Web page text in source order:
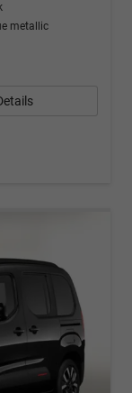
metallic